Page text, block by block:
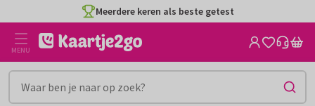
naar
inhoud
Meerdere keren als beste getest
MENU